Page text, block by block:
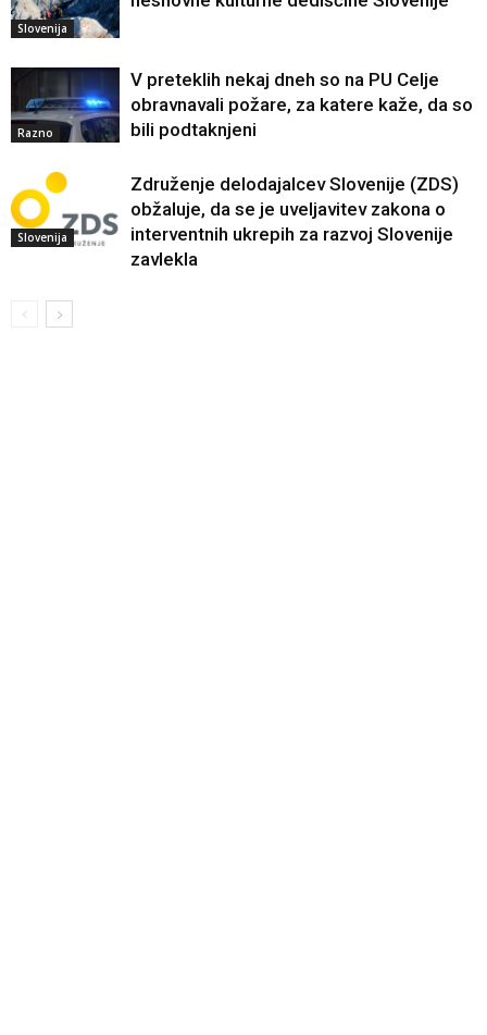
Slovenija
Razno
V preteklih nekaj dneh so na PU Celje
obravnavali požare, za katere kaže, da so
bili podtaknjeni
Slovenija
Združenje delodajalcev Slovenije (ZDS)
obžaluje, da se je uveljavitev zakona o
interventnih ukrepih za razvoj Slovenije
zavlekla